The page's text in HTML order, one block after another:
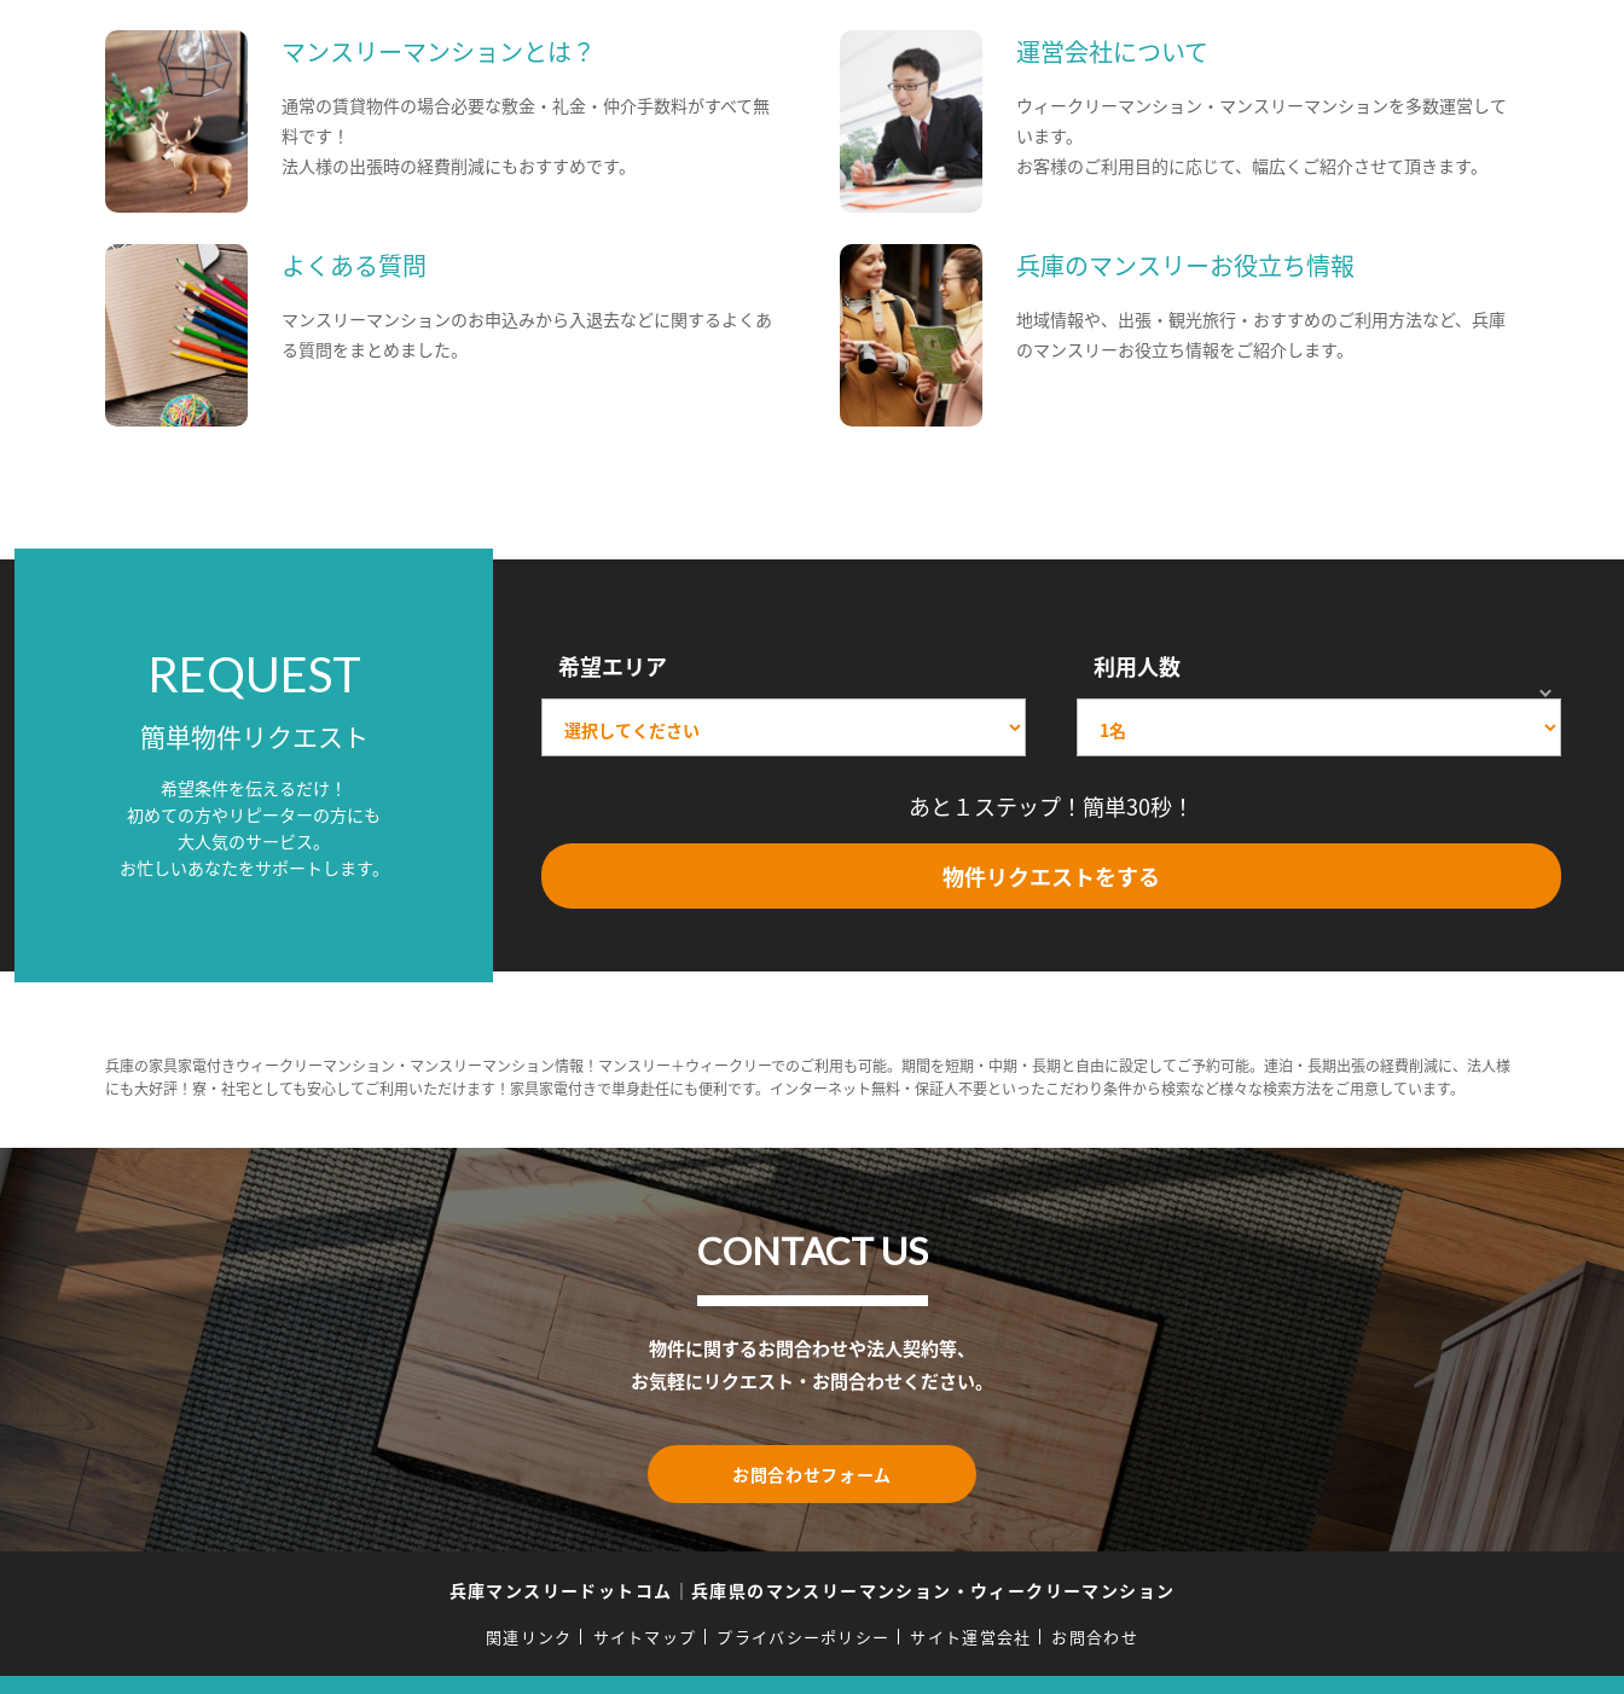
マンスリーマンションとは？
通常の賃貸物件の場合必要な敷金・礼金・仲介手数料がすべて無
料です！
法人様の出張時の経費削減にもおすすめです。
運営会社について
ウィークリーマンション・マンスリーマンションを多数運営して
います。
お客様のご利用目的に応じて、幅広くご紹介させて頂きます。
よくある質問
マンスリーマンションのお申込みから入退去などに関するよくあ
る質問をまとめました。
兵庫のマンスリーお役立ち情報
地域情報や、出張・観光旅行・おすすめのご利用方法など、兵庫
のマンスリーお役立ち情報をご紹介します。
REQUEST
簡単物件リクエスト
希望条件を伝えるだけ！
初めての方やリピーターの方にも
大人気のサービス。
お忙しいあなたをサポートします。
希望エリア 利用人数
あと１ステップ！簡単30秒！
物件リクエストをする
兵庫の家具家電付きウィークリーマンション・マンスリーマンション情報！マンスリー＋ウィークリーでのご利用も可能。期間を短期・中期・長期と自由に設定してご予約可能。連泊・長期出張の経費削減に、法人様
にも大好評！寮・社宅としても安心してご利用いただけます！家具家電付きで単身赴任にも便利です。インターネット無料・保証人不要といったこだわり条件から検索など様々な検索方法をご用意しています。
CONTACT US
物件に関するお問合わせや法人契約等、
お気軽にリクエスト・お問合わせください。
お問合わせフォーム
兵庫マンスリードットコム ｜ 兵庫県のマンスリーマンション・ウィークリーマンション
関連リンク サイトマップ プライバシーポリシー サイト運営会社 お問合わせ